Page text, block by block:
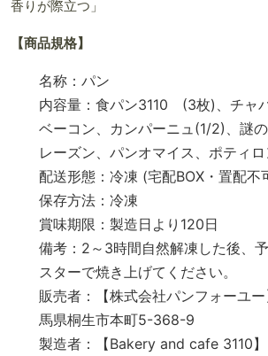
香りが際立つ」
【商品規格】
名称：パン
内容量：食パン3110 (3枚)、チャ
ベーコン、カンパーニュ(1/2)、謎
レーズン、パンオマイス、ポティロ
配送形態：冷凍 (宅配BOX・置配不
保存方法：冷凍
賞味期限：製造日より120日
備考：2～3時間自然解凍した後、
スターで焼き上げてください。
販売者：【株式会社パンフォーユ
馬県桐生市本町5-368-9
製造者：【Bakery and cafe 3110